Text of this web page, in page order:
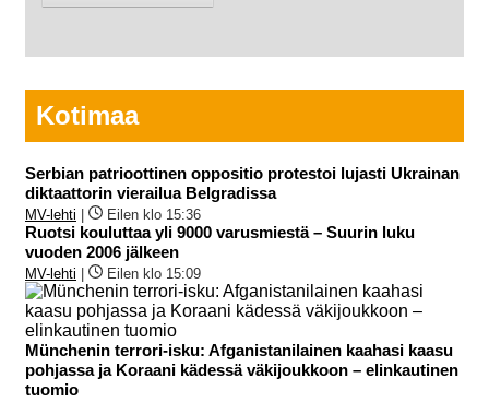
Kotimaa
Serbian patrioottinen oppositio protestoi lujasti Ukrainan
diktaattorin vierailua Belgradissa
MV-lehti Eilen klo 15:36
Ruotsi kouluttaa yli 9000 varusmiestä – Suurin luku
vuoden 2006 jälkeen
MV-lehti Eilen klo 15:09
Münchenin terrori-isku: Afganistanilainen kaahasi kaasu
pohjassa ja Koraani kädessä väkijoukkoon – elinkautinen
tuomio